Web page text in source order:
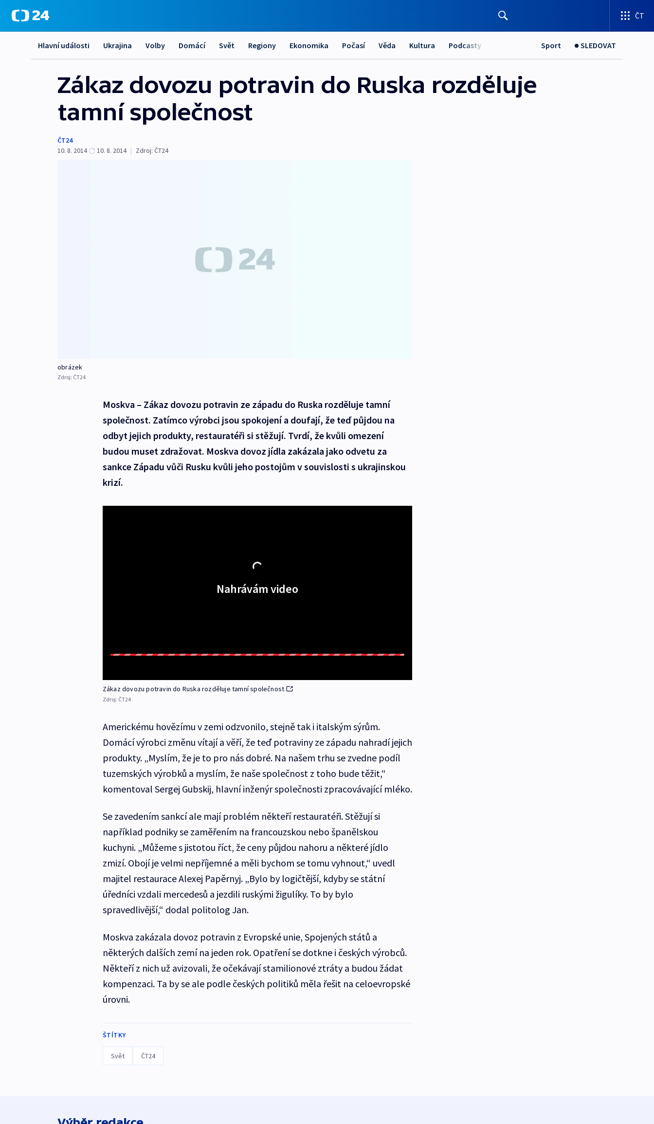
ČT
Hlavní události Ukrajina Volby Domácí Svět Regiony Ekonomika Počasí Věda Kultura Podcasty Sport SLEDOVAT
Zákaz dovozu potravin do Ruska rozděluje
tamní společnost
ČT24
10. 8. 2014
10. 8. 2014 | Zdroj: ČT24
obrázek
Zdroj: ČT24
Moskva – Zákaz dovozu potravin ze západu do Ruska rozděluje tamní
společnost. Zatímco výrobci jsou spokojení a doufají, že teď půjdou na
odbyt jejich produkty, restauratéři si stěžují. Tvrdí, že kvůli omezení
budou muset zdražovat. Moskva dovoz jídla zakázala jako odvetu za
sankce Západu vůči Rusku kvůli jeho postojům v souvislosti s ukrajinskou
krizí.
Nahrávám video
Zákaz dovozu potravin do Ruska rozděluje tamní společnost
Zdroj: ČT24
Americkému hovězímu v zemi odzvonilo, stejně tak i italským sýrům.
Domácí výrobci změnu vítají a věří, že teď potraviny ze západu nahradí jejich
produkty. „Myslím, že je to pro nás dobré. Na našem trhu se zvedne podíl
tuzemských výrobků a myslím, že naše společnost z toho bude těžit,“
komentoval Sergej Gubskij, hlavní inženýr společnosti zpracovávající mléko.
Se zavedením sankcí ale mají problém někteří restauratéři. Stěžují si
například podniky se zaměřením na francouzskou nebo španělskou
kuchyni. „Můžeme s jistotou říct, že ceny půjdou nahoru a některé jídlo
zmizí. Obojí je velmi nepříjemné a měli bychom se tomu vyhnout,“ uvedl
majitel restaurace Alexej Papěrnyj. „Bylo by logičtější, kdyby se státní
úředníci vzdali mercedesů a jezdili ruskými žigulíky. To by bylo
spravedlivější,“ dodal politolog Jan.
Moskva zakázala dovoz potravin z Evropské unie, Spojených států a
některých dalších zemí na jeden rok. Opatření se dotkne i českých výrobců.
Někteří z nich už avizovali, že očekávají stamilionové ztráty a budou žádat
kompenzaci. Ta by se ale podle českých politiků měla řešit na celoevropské
úrovni.
ŠTÍTKY
Svět ČT24